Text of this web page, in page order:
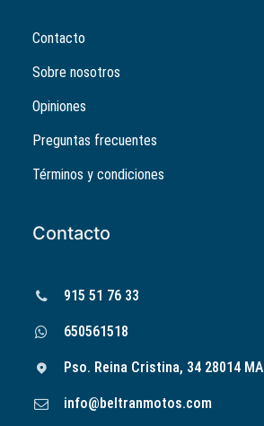
Contacto
Sobre nosotros
Opiniones
Preguntas frecuentes
Términos y condiciones
Contacto
915 51 76 33
650561518
Pso. Reina Cristina, 34 28014
info@beltranmotos.com